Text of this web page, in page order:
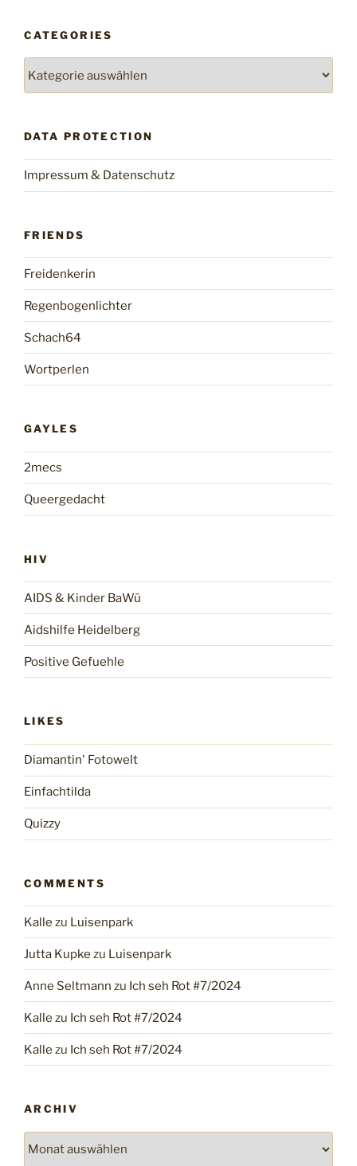
CATEGORIES
DATA PROTECTION
Impressum & Datenschutz
FRIENDS
Freidenkerin
Regenbogenlichter
Schach64
Wortperlen
GAYLES
2mecs
Queergedacht
HIV
AIDS & Kinder BaWü
Aidshilfe Heidelberg
Positive Gefuehle
LIKES
Diamantin' Fotowelt
Einfachtilda
Quizzy
COMMENTS
Kalle zu Luisenpark
Jutta Kupke zu Luisenpark
Anne Seltmann zu Ich seh Rot #7/2024
Kalle zu Ich seh Rot #7/2024
Kalle zu Ich seh Rot #7/2024
ARCHIV
Archiv